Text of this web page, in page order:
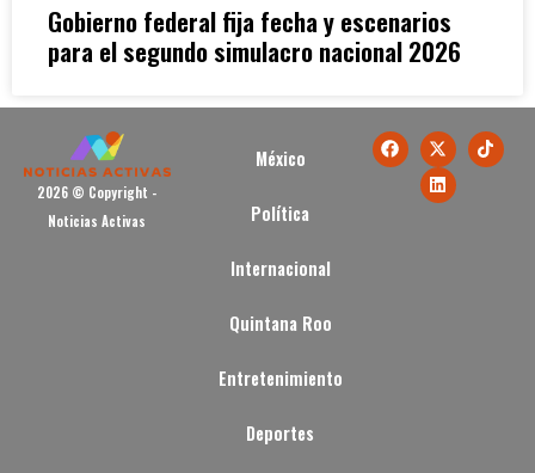
Gobierno federal fija fecha y escenarios
para el segundo simulacro nacional 2026
2026 © Copyright -
Noticias Activas
México
Política
Internacional
Quintana Roo
Entretenimiento
Deportes